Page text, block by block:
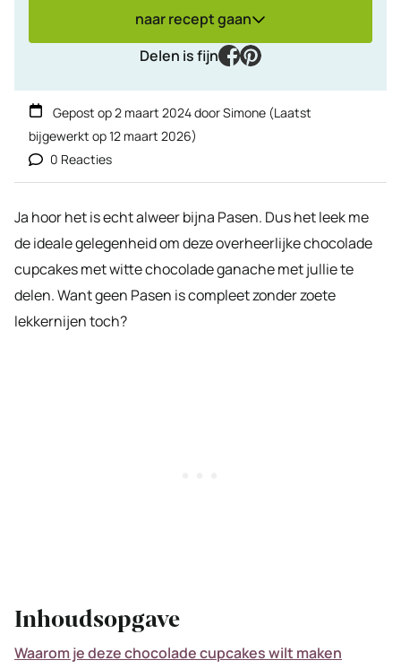
naar recept gaan
Delen is fijn
facebook
pinterest
Gepost op2 maart 2024doorSimone (Laatst
bijgewerkt op12 maart 2026)
0 Reacties
Ja hoor het is echt alweer bijna Pasen. Dus het leek me
de ideale gelegenheid om deze overheerlijke chocolade
cupcakes met witte chocolade ganache met jullie te
delen. Want geen Pasen is compleet zonder zoete
lekkernijen toch?
Inhoudsopgave
Waarom je deze chocolade cupcakes wilt maken